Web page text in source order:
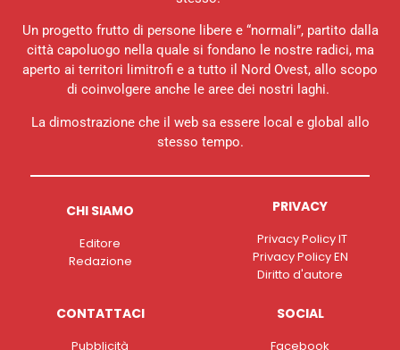
Un progetto frutto di persone libere e “normali”, partito dalla
città capoluogo nella quale si fondano le nostre radici, ma
aperto ai territori limitrofi e a tutto il Nord Ovest, allo scopo
di coinvolgere anche le aree dei nostri laghi.
La dimostrazione che il web sa essere local e global allo
stesso tempo.
CHI SIAMO
Editore
Redazione
PRIVACY
Privacy Policy IT
Privacy Policy EN
Diritto d'autore
CONTATTACI
Pubblicità
SOCIAL
Facebook